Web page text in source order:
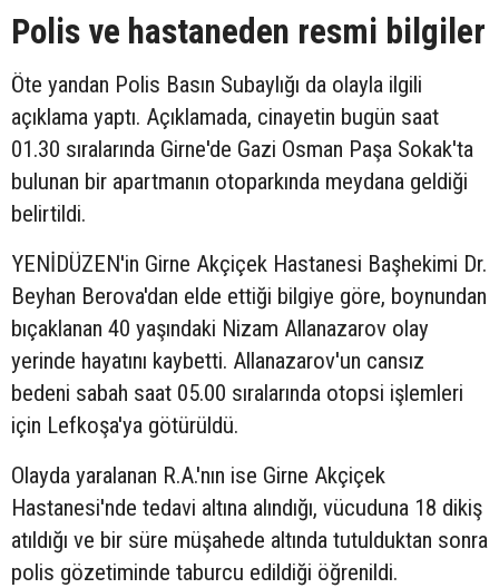
Polis ve hastaneden resmi bilgiler
Öte yandan Polis Basın Subaylığı da olayla ilgili
açıklama yaptı. Açıklamada, cinayetin bugün saat
01.30 sıralarında Girne'de Gazi Osman Paşa Sokak'ta
bulunan bir apartmanın otoparkında meydana geldiği
belirtildi.
YENİDÜZEN'in Girne Akçiçek Hastanesi Başhekimi Dr.
Beyhan Berova'dan elde ettiği bilgiye göre, boynundan
bıçaklanan 40 yaşındaki Nizam Allanazarov olay
yerinde hayatını kaybetti. Allanazarov'un cansız
bedeni sabah saat 05.00 sıralarında otopsi işlemleri
için Lefkoşa'ya götürüldü.
Olayda yaralanan R.A.'nın ise Girne Akçiçek
Hastanesi'nde tedavi altına alındığı, vücuduna 18 dikiş
atıldığı ve bir süre müşahede altında tutulduktan sonra
polis gözetiminde taburcu edildiği öğrenildi.